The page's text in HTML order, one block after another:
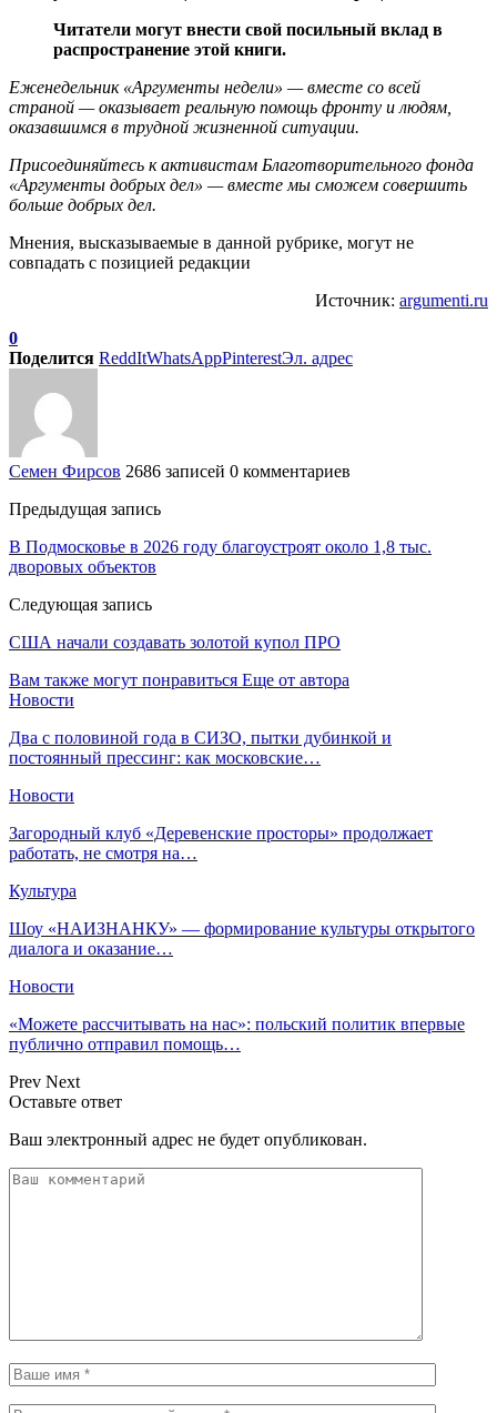
Читатели могут внести свой посильный вклад в
распространение этой книги.
Еженедельник «Аргументы недели» — вместе со всей
страной — оказывает реальную помощь фронту и людям,
оказавшимся в трудной жизненной ситуации.
Присоединяйтесь к активистам Благотворительного фонда
«Аргументы добрых дел» — вместе мы сможем совершить
больше добрых дел.
Мнения, высказываемые в данной рубрике, могут не
совпадать с позицией редакции
Источник: argumenti.ru
0
Поделится ReddItWhatsAppPinterestЭл. адрес
Семен Фирсов 2686 записей 0 комментариев
Предыдущая запись
В Подмосковье в 2026 году благоустроят около 1,8 тыс.
дворовых объектов
Следующая запись
США начали создавать золотой купол ПРО
Вам также могут понравиться Еще от автора
Новости
Два с половиной года в СИЗО, пытки дубинкой и
постоянный прессинг: как московские…
Новости
Загородный клуб «Деревенские просторы» продолжает
работать, не смотря на…
Культура
Шоу «НАИЗНАНКУ» — формирование культуры открытого
диалога и оказание…
Новости
«Можете рассчитывать на нас»: польский политик впервые
публично отправил помощь…
Prev Next
Оставьте ответ
Ваш электронный адрес не будет опубликован.